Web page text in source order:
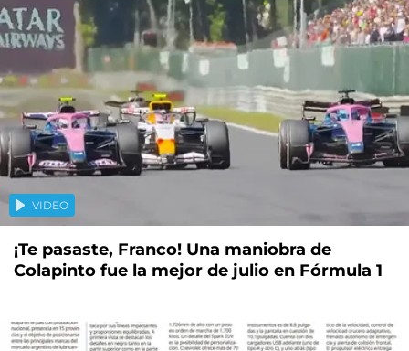
VIDEO
¡Te pasaste, Franco! Una maniobra de
Colapinto fue la mejor de julio en Fórmula 1